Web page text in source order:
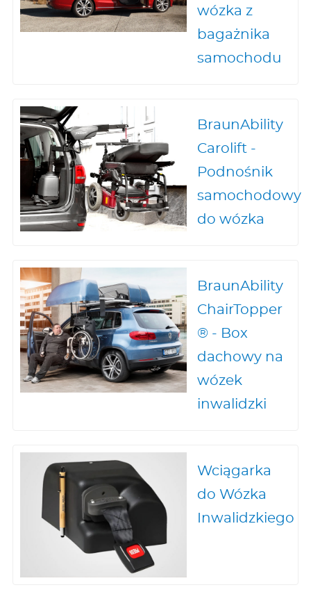
wózka z
bagażnika
samochodu
BraunAbility
Carolift -
Podnośnik
samochodowy
do wózka
BraunAbility
ChairTopper
® - Box
dachowy na
wózek
inwalidzki
Wciągarka
do Wózka
Inwalidzkiego